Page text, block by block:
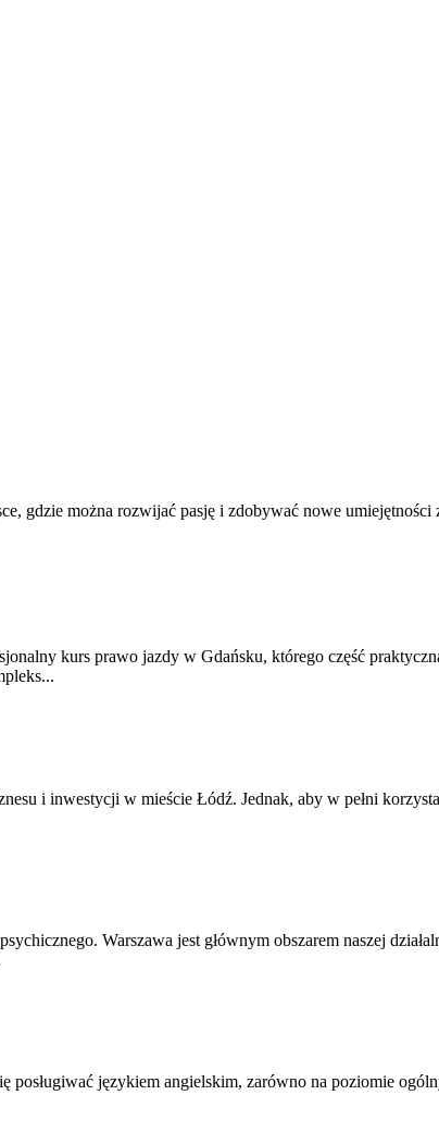
gdzie można rozwijać pasję i zdobywać nowe
kurs prawo jazdy w Gdańsku, którego część
i inwestycji w mieście Łódź. Jednak, aby w pełni
Warszawa jest głównym obszarem naszej
językiem angielskim, zarówno na poziomie